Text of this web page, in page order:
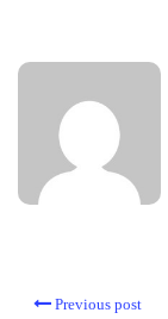
Previous post